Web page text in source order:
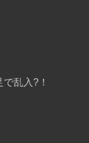
乱入?！